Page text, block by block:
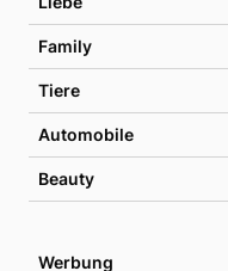
Family
Tiere
Automobile
Beauty
Werbung